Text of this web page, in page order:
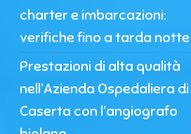
charter e imbarcazioni:
verifiche fino a tarda notte
Prestazioni di alta qualità
nell’Azienda Ospedaliera di
Caserta con l’angiografo